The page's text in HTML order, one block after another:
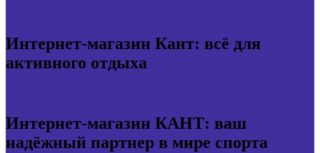
Интернет-магазин Кант: всё для
активного отдыха
Интернет-магазин КАНТ: ваш
надёжный партнер в мире спорта